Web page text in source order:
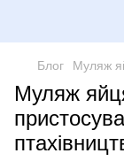
Блог Муляж
Муляж